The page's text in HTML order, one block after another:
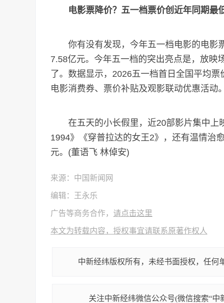
电影票降价？五一档票价创近年同期最
你有没有发现，今年五一档电影的电影
7.58亿元。今年五一档的突出亮点是，放映
了。数据显示，2026五一档首日全国平均
电影消费券、票价补贴及观影联动优惠活动。
在五天的小长假里，近20部影片集中上
1994》《穿普拉达的女王2》，还有温情治
元。(董语飞 林倬安)
来源：中国新闻网
编辑：王永乐
广告等商务合作， 请点击这里
本文为转载内容，授权事宜请联系原著作权人
中新经纬版权所有，未经书面授权，任何
关注中新经纬微信公众号(微信搜索“中